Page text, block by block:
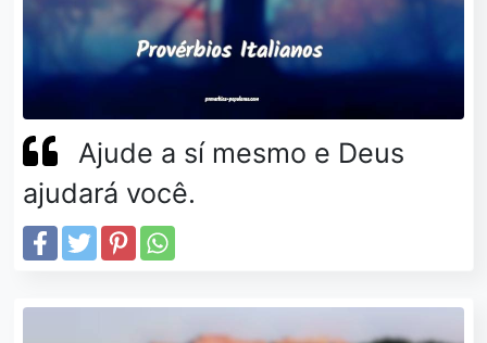
Ajude a sí mesmo e Deus
ajudará você.